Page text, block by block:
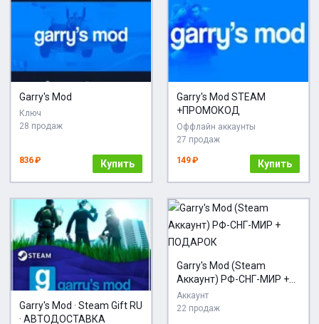
Garry's Mod
Ключ
28 продаж
836 ₽ Купить
Garry's Mod STEAM
+ПРОМОКОД
Оффлайн аккаунты
27 продаж
149 ₽ Купить
Garry's Mod · Steam Gift RU
· АВТОДОСТАВКА
Garry's Mod (Steam
Аккаунт) РФ-СНГ-МИР +
ПОДАРОК
Аккаунт
22 продаж